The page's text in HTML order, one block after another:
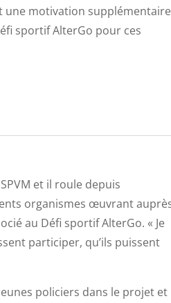
une motivation
sportif AlterGo pour ces
et il roule depuis
organismes œuvrant
au Défi sportif AlterGo. « Je
participer, qu’ils puissent
policiers dans le projet et